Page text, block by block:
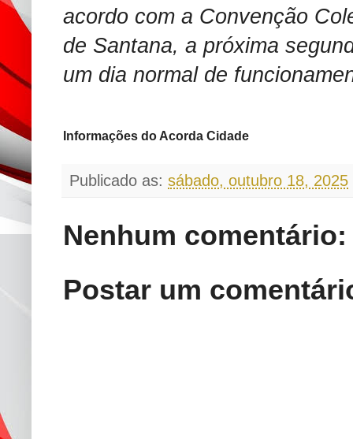
acordo com a Convenção
de Santana, a próxima
um dia normal de
Informações do Acorda Cidade
Publicado as: sábado, outubro 18, 2025
Nenhum comentário:
Postar um